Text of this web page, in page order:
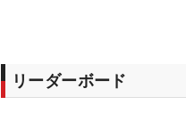
リーダーボード